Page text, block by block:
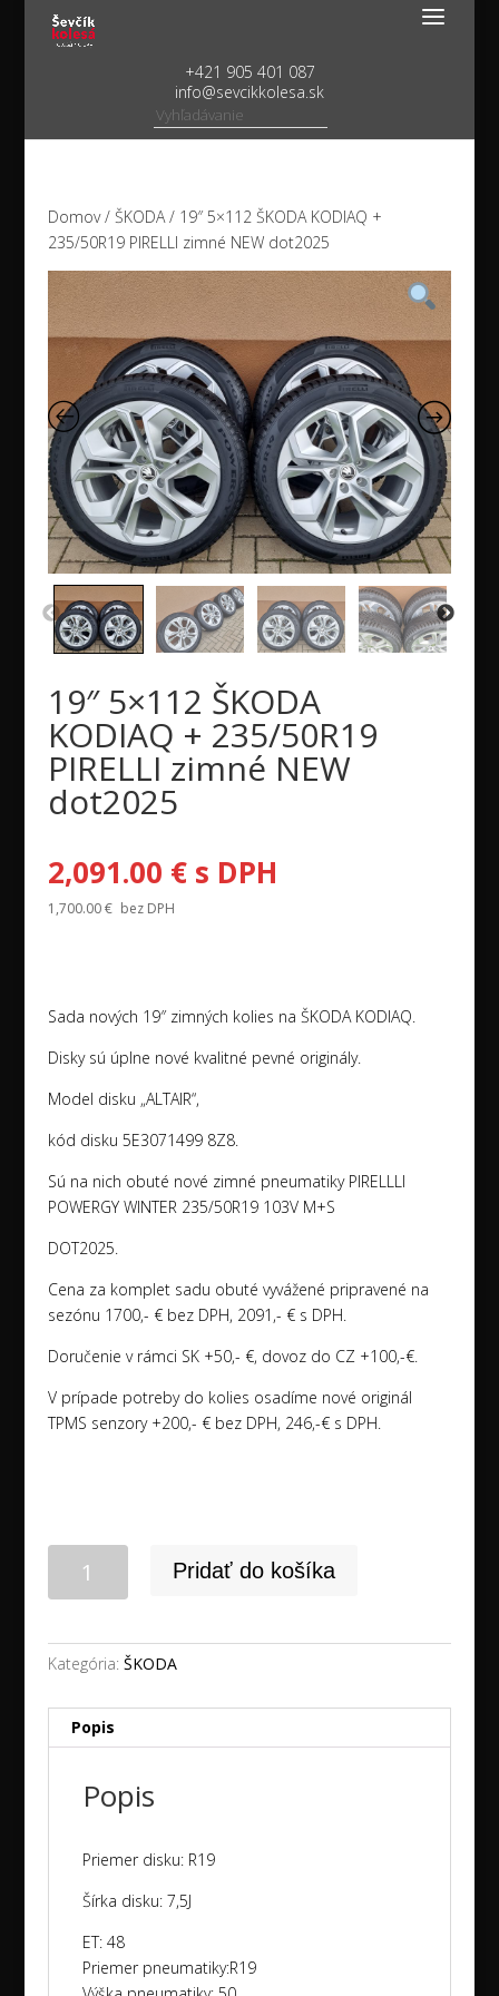
+421 905 401 087
info@sevcikkolesa.sk
Domov/ ŠKODA/ 19″ 5×112 ŠKODA KODIAQ +
235/50R19 PIRELLI zimné NEW dot2025
19″ 5×112 ŠKODA
KODIAQ + 235/50R19
PIRELLI zimné NEW
dot2025
2,091.00 €s DPH
1,700.00€ bez DPH
Sada nových 19″ zimných kolies na ŠKODA KODIAQ.
Disky sú úplne nové kvalitné pevné originály.
Model disku „ALTAIR“,
kód disku 5E3071499 8Z8.
Sú na nich obuté nové zimné pneumatiky PIRELLLI
POWERGY WINTER 235/50R19 103V M+S
DOT2025.
Cena za komplet sadu obuté vyvážené pripravené na
sezónu 1700,- € bez DPH, 2091,- € s DPH.
Doručenie v rámci SK +50,- €, dovoz do CZ +100,-€.
V prípade potreby do kolies osadíme nové originál
TPMS senzory +200,- € bez DPH, 246,-€ s DPH.
KODIAQ
235/50R19
PIRELLI
dot2025
Pridať do košíka
Kategória: ŠKODA
Popis
Popis
Priemer disku: R19
Šírka disku: 7,5J
ET: 48
Priemer pneumatiky:R19